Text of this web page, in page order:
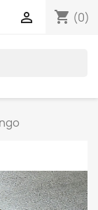
shopping_cart (0)
